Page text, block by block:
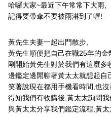
哈囉大家~最近下午常常下大雨,
記得要帶傘不要被雨淋到了喔!
黃先生夫妻一起出門散步,
黃先生順便把自己在職25年的金
剛開始黃先生對於我們有這麼多
邊鑑定邊閒聊著黃太太就想起自
笑著說現在都用手機看時間,也
得知我們有收購後,黃太太詢問
與黃太太分享我們鑑定流程,黃